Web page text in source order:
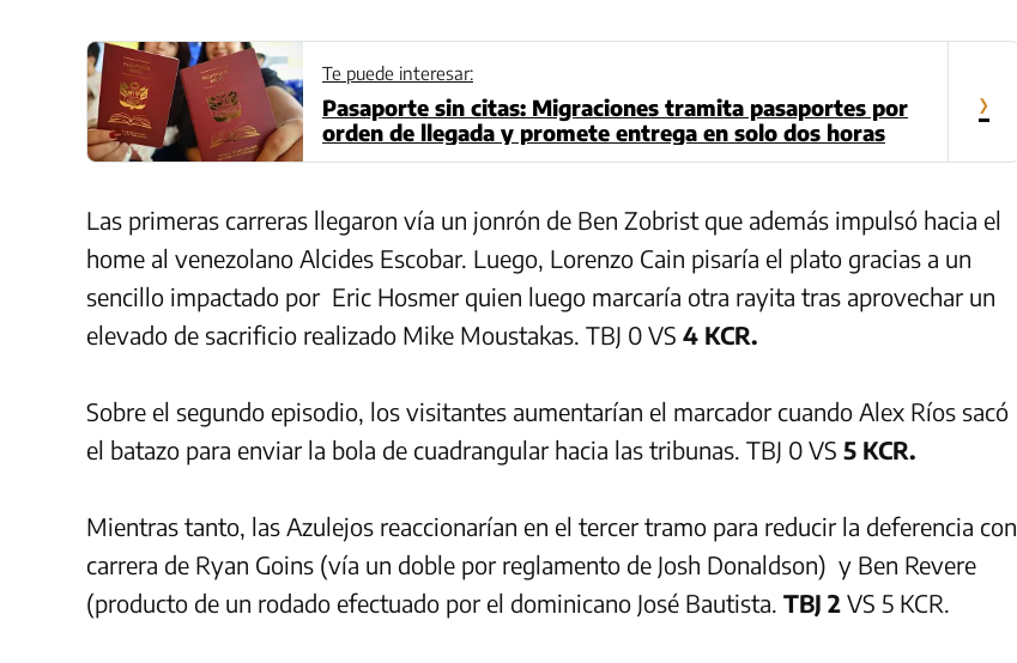
Te puede interesar:
Pasaporte sin citas: Migraciones tramita pasaportes por
orden de llegada y promete entrega en solo dos horas
›
Las primeras carreras llegaron vía un jonrón de Ben Zobrist que además impulsó hacia el
home al venezolano Alcides Escobar. Luego, Lorenzo Cain pisaría el plato gracias a un
sencillo impactado por Eric Hosmer quien luego marcaría otra rayita tras aprovechar un
elevado de sacrificio realizado Mike Moustakas. TBJ 0 VS 4 KCR.
Sobre el segundo episodio, los visitantes aumentarían el marcador cuando Alex Ríos sacó
el batazo para enviar la bola de cuadrangular hacia las tribunas. TBJ 0 VS 5 KCR.
Mientras tanto, las Azulejos reaccionarían en el tercer tramo para reducir la deferencia con
carrera de Ryan Goins (vía un doble por reglamento de Josh Donaldson) y Ben Revere
(producto de un rodado efectuado por el dominicano José Bautista. TBJ 2 VS 5 KCR.